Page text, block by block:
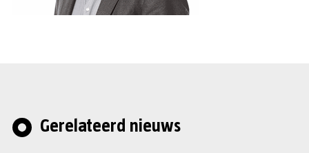
Gerelateerd nieuws